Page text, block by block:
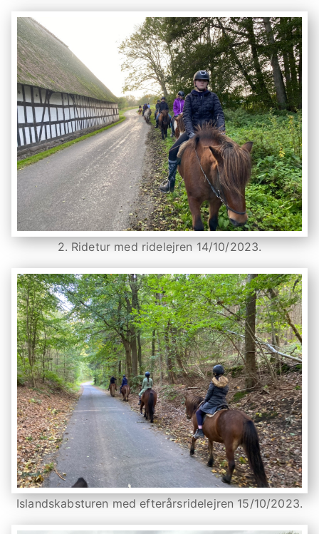
2. Ridetur med ridelejren 14/10/2023.
Islandskabsturen med efterårsridelejren 15/10/2023.